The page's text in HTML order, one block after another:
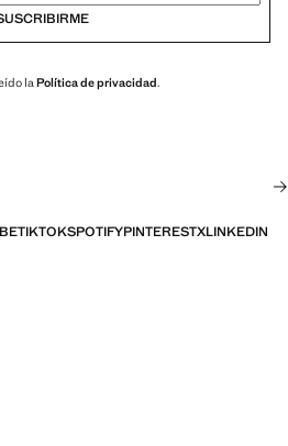
la Política de privacidad.
TIKTOKSPOTIFYPINTERESTXLINKEDIN